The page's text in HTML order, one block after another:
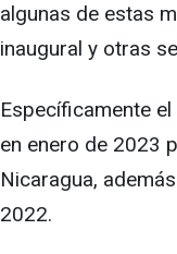
algunas de estas
inaugural y otras
Específicamente
en enero de 2023
Nicaragua,
2022.